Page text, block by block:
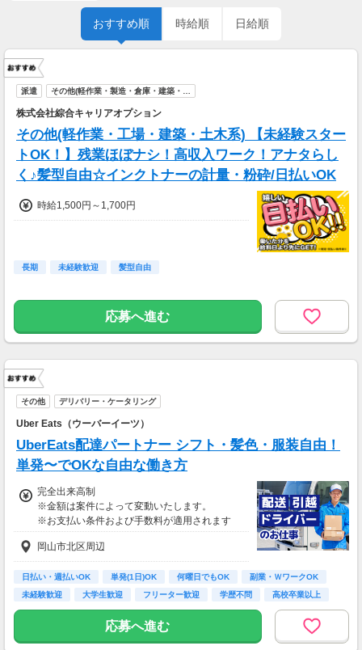
おすすめ順 時給順 日給順
派遣 その他(軽作業・製造・倉庫・建築・…
株式会社綜合キャリアオプション
その他(軽作業・工場・建築・土木系) 【未経験スター
トOK！】残業ほぼナシ！高収入ワーク！アナタらし
く♪髪型自由☆インクトナーの計量・粉砕/日払いOK
時給1,500円～1,700円
長期 未経験歓迎 髪型自由
応募へ進む
その他 デリバリー・ケータリング
Uber Eats（ウーバーイーツ）
UberEats配達パートナー シフト・髪色・服装自由！
単発〜でOKな自由な働き方
完全出来高制
※金額は案件によって変動いたします。
※お支払い条件および手数料が適用されます
岡山市北区周辺
日払い・週払いOK 単発(1日)OK 何曜日でもOK
副業・ＷワークOK
未経験歓迎
大学生歓迎 フリーター歓迎 学歴不問 高校卒業以上
応募へ進む